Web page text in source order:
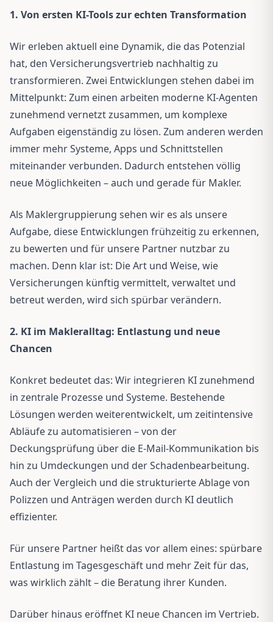
1. Von ersten KI-Tools zur echten Transformation
Wir erleben aktuell eine Dynamik, die das Potenzial
hat, den Versicherungsvertrieb nachhaltig zu
transformieren. Zwei Entwicklungen stehen dabei im
Mittelpunkt: Zum einen arbeiten moderne KI-Agenten
zunehmend vernetzt zusammen, um komplexe
Aufgaben eigenständig zu lösen. Zum anderen werden
immer mehr Systeme, Apps und Schnittstellen
miteinander verbunden. Dadurch entstehen völlig
neue Möglichkeiten – auch und gerade für Makler.
Als Maklergruppierung sehen wir es als unsere
Aufgabe, diese Entwicklungen frühzeitig zu erkennen,
zu bewerten und für unsere Partner nutzbar zu
machen. Denn klar ist: Die Art und Weise, wie
Versicherungen künftig vermittelt, verwaltet und
betreut werden, wird sich spürbar verändern.
2. KI im Makleralltag: Entlastung und neue
Chancen
Konkret bedeutet das: Wir integrieren KI zunehmend
in zentrale Prozesse und Systeme. Bestehende
Lösungen werden weiterentwickelt, um zeitintensive
Abläufe zu automatisieren – von der
Deckungsprüfung über die E-Mail-Kommunikation bis
hin zu Umdeckungen und der Schadenbearbeitung.
Auch der Vergleich und die strukturierte Ablage von
Polizzen und Anträgen werden durch KI deutlich
effizienter.
Für unsere Partner heißt das vor allem eines: spürbare
Entlastung im Tagesgeschäft und mehr Zeit für das,
was wirklich zählt – die Beratung ihrer Kunden.
Darüber hinaus eröffnet KI neue Chancen im Vertrieb.